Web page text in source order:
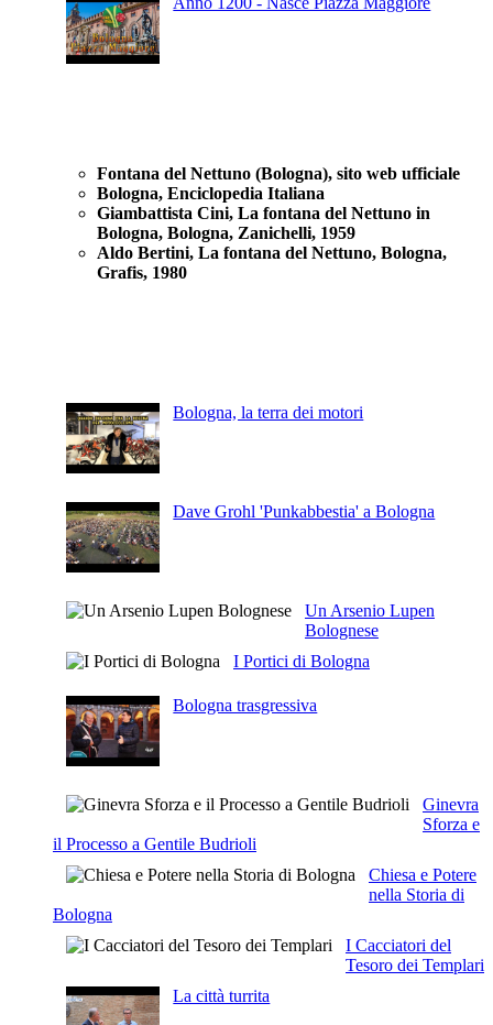
Fontana del Nettuno (Bologna), sito web ufficiale
Bologna, Enciclopedia Italiana
Giambattista Cini, La fontana del Nettuno in
Bologna, Bologna, Zanichelli, 1959
Aldo Bertini, La fontana del Nettuno, Bologna,
Grafis, 1980
Bologna, la terra dei motori
Dave Grohl 'Punkabbestia' a Bologna
Un Arsenio Lupen
Bolognese
I Portici di Bologna
Bologna trasgressiva
Ginevra
Sforza e
il Processo a Gentile Budrioli
Chiesa e Potere
nella Storia di
Bologna
I Cacciatori del
Tesoro dei Templari
La città turrita